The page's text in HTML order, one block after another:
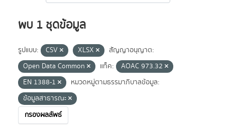
พบ 1 ชุดข้อมูล
รูปแบบ: CSV XLSX
สัญญาอนุญาต:
Open Data Common
แท็ค:
AOAC 973.32
EN 1388-1
หมวดหมู่ตามธรรมาภิบาลข้อมูล:
ข้อมูลสาธารณะ
กรองผลลัพธ์